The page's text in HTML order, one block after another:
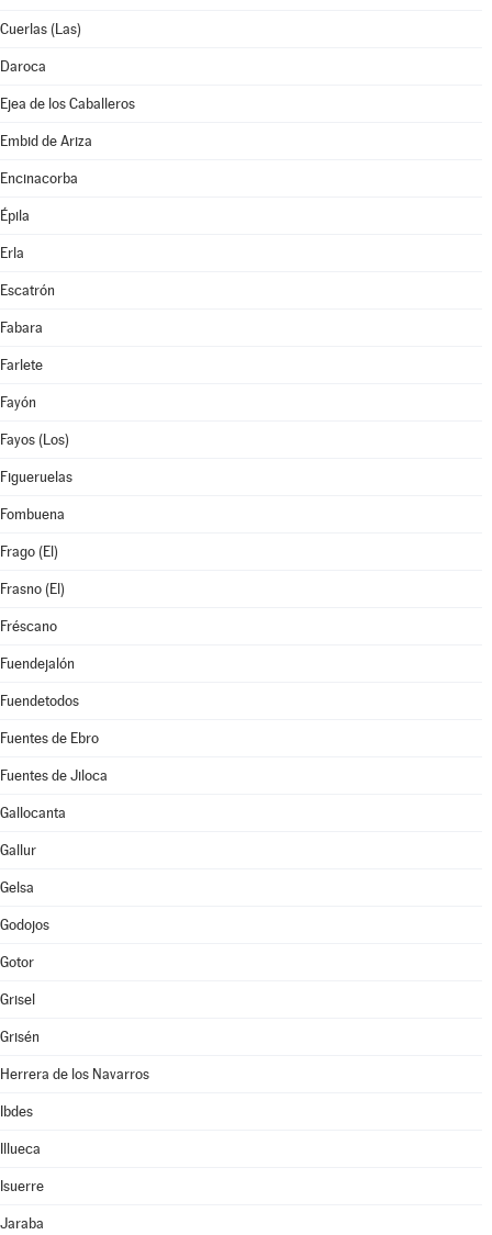
Cuerlas (Las)
Daroca
Ejea de los Caballeros
Embid de Ariza
Encinacorba
Épila
Erla
Escatrón
Fabara
Farlete
Fayón
Fayos (Los)
Figueruelas
Fombuena
Frago (El)
Frasno (El)
Fréscano
Fuendejalón
Fuendetodos
Fuentes de Ebro
Fuentes de Jiloca
Gallocanta
Gallur
Gelsa
Godojos
Gotor
Grisel
Grisén
Herrera de los Navarros
Ibdes
Illueca
Isuerre
Jaraba